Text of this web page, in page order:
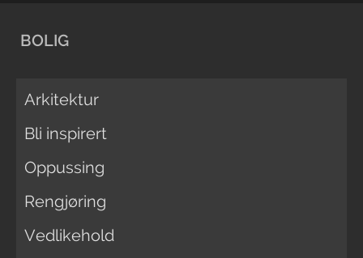
BOLIG
Arkitektur
Bli inspirert
Oppussing
Rengjøring
Vedlikehold